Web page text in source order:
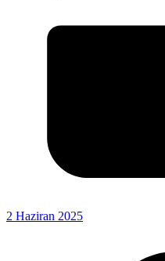
2 Haziran 2025